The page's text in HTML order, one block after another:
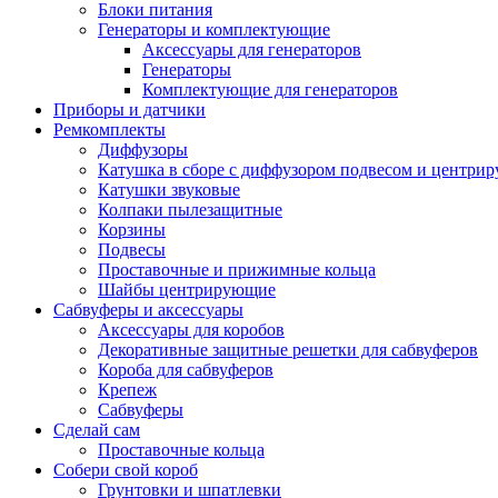
Блоки питания
Генераторы и комплектующие
Аксессуары для генераторов
Генераторы
Комплектующие для генераторов
Приборы и датчики
Ремкомплекты
Диффузоры
Катушка в сборе с диффузором подвесом и
Катушки звуковые
Колпаки пылезащитные
Корзины
Подвесы
Проставочные и прижимные кольца
Шайбы центрирующие
Сабвуферы и аксессуары
Аксессуары для коробов
Декоративные защитные решетки для сабвуферов
Короба для сабвуферов
Крепеж
Сабвуферы
Сделай сам
Проставочные кольца
Собери свой короб
Грунтовки и шпатлевки